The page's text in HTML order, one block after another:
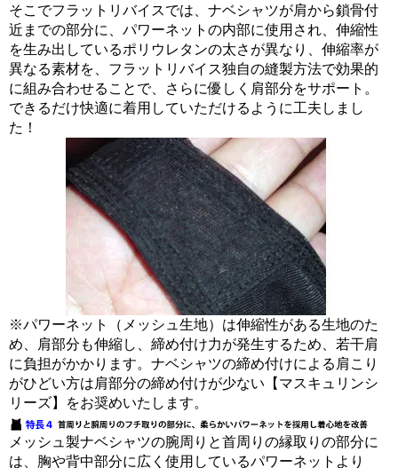
そこでフラットリバイスでは、ナベシャツが肩から鎖骨付
近までの部分に、パワーネットの内部に使用され、伸縮性
を生み出しているポリウレタンの太さが異なり、伸縮率が
異なる素材を、フラットリバイス独自の縫製方法で効果的
に組み合わせることで、さらに優しく肩部分をサポート。
できるだけ快適に着用していただけるように工夫しまし
た！
※パワーネット（メッシュ生地）は伸縮性がある生地のた
め、肩部分も伸縮し、締め付け力が発生するため、若干肩
に負担がかかります。ナベシャツの締め付けによる肩こり
がひどい方は肩部分の締め付けが少ない【マスキュリンシ
リーズ】をお奨めいたします。
メッシュ製ナベシャツの腕周りと首周りの縁取りの部分に
は、胸や背中部分に広く使用しているパワーネットより